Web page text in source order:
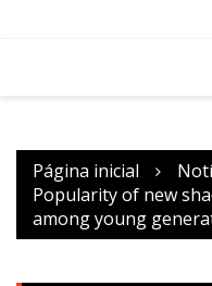
Página inicial
Popularity of new
among young